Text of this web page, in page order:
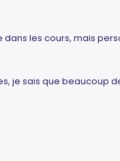
les cours, mais
je sais que beaucoup